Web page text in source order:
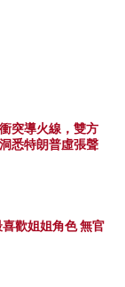
突導火線，雙方
悉特朗普虛張聲
歡姐姐角色 無官